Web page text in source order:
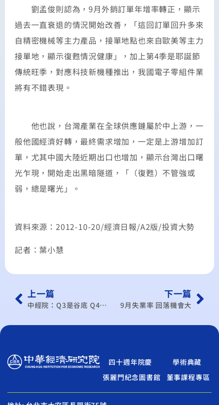
劉孟俊則認為，9月外銷訂單年增率轉正，顯示
過去一直衰退的情況開始改善，「這回訂單回升多來
自精密機械等主力產品，接單地點也來自歐美等主力
接單地，顯示復甦情況健康」，加上第4季是耶誕節
傳統旺季，對應科技新機種推出，我國電子零組件業
將有不錯表現。
他也說，台灣產業在全球供應鏈屬於中上游，一
般他國經濟好轉，最終需求增加，一定是上游增加訂
單，尤其中國大陸近期出口也增加，顯示台灣出口曙
光乍現，開始走出黑暗隧道，「（復甦）不管強或
弱，總是曙光」。
資料來源：2012-10-20/經濟日報/A2版/投資大勢
記者：葉小慧
上一篇
中經院：Q3是谷底 Q4景氣翻揚
下一篇
9月失業率 回落機會大
四十週年院慶
學術典藏
張麗門紀念圖書館
董事課程專區